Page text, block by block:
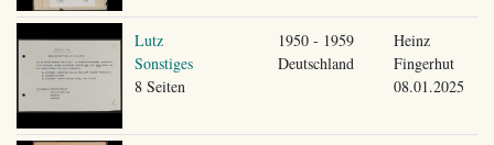
Lutz
Sonstiges
8 Seiten
1950 - 1959
Deutschland
Heinz
Fingerhut
08.01.2025